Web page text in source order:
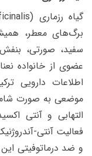
گیاه رزماری (Rosmarinus officinalis)
برگ‌های معطر،
سفید، صورتی،
عضوی از خانواده
اطلاعات دارویی
موضعی به صورت
التهابی و آنتی
فعالیت آنتی-
و ضد درماتوفیتی